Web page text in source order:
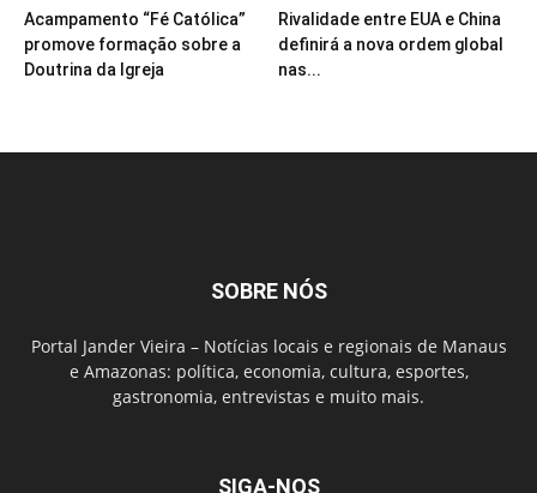
Acampamento “Fé Católica”
promove formação sobre a
Doutrina da Igreja
Rivalidade entre EUA e China
definirá a nova ordem global
nas...
SOBRE NÓS
Portal Jander Vieira – Notícias locais e regionais de Manaus
e Amazonas: política, economia, cultura, esportes,
gastronomia, entrevistas e muito mais.
SIGA-NOS